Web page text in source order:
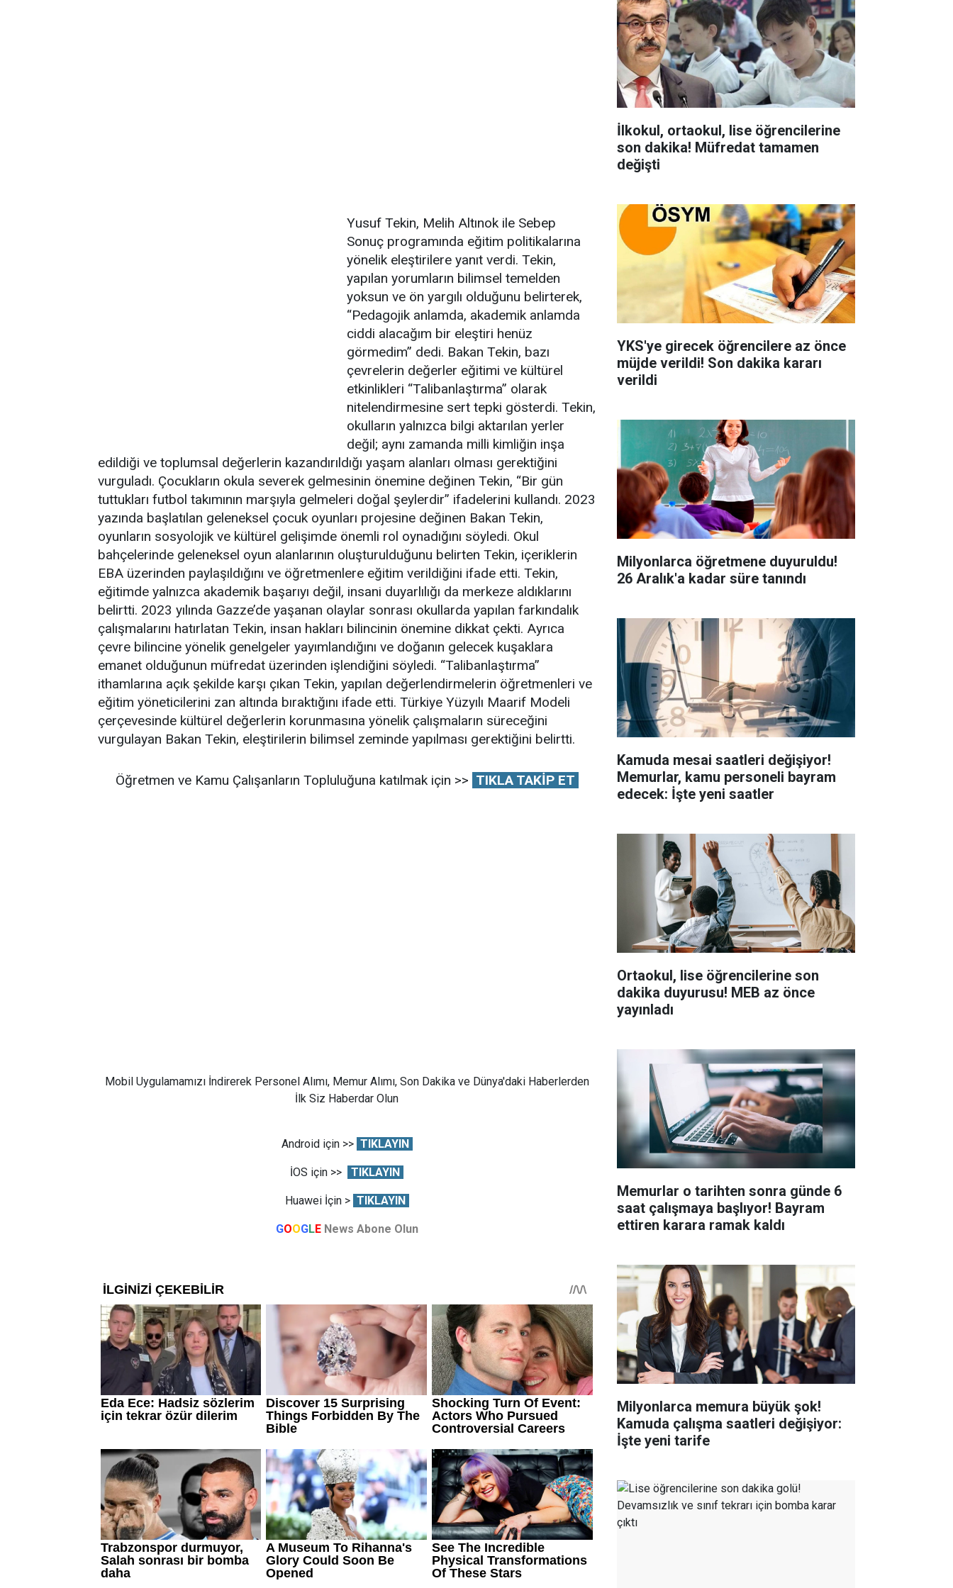
Yusuf Tekin, Melih Altınok ile Sebep
Sonuç programında eğitim politikalarına
yönelik eleştirilere yanıt verdi. Tekin,
yapılan yorumların bilimsel temelden
yoksun ve ön yargılı olduğunu belirterek,
“Pedagojik anlamda, akademik anlamda
ciddi alacağım bir eleştiri henüz
görmedim” dedi. Bakan Tekin, bazı
çevrelerin değerler eğitimi ve kültürel
etkinlikleri “Talibanlaştırma” olarak
nitelendirmesine sert tepki gösterdi. Tekin,
okulların yalnızca bilgi aktarılan yerler
değil; aynı zamanda milli kimliğin inşa
edildiği ve toplumsal değerlerin kazandırıldığı yaşam alanları olması gerektiğini
vurguladı. Çocukların okula severek gelmesinin önemine değinen Tekin, “Bir gün
tuttukları futbol takımının marşıyla gelmeleri doğal şeylerdir” ifadelerini kullandı. 2023
yazında başlatılan geleneksel çocuk oyunları projesine değinen Bakan Tekin,
oyunların sosyolojik ve kültürel gelişimde önemli rol oynadığını söyledi. Okul
bahçelerinde geleneksel oyun alanlarının oluşturulduğunu belirten Tekin, içeriklerin
EBA üzerinden paylaşıldığını ve öğretmenlere eğitim verildiğini ifade etti. Tekin,
eğitimde yalnızca akademik başarıyı değil, insani duyarlılığı da merkeze aldıklarını
belirtti. 2023 yılında Gazze’de yaşanan olaylar sonrası okullarda yapılan farkındalık
çalışmalarını hatırlatan Tekin, insan hakları bilincinin önemine dikkat çekti. Ayrıca
çevre bilincine yönelik genelgeler yayımlandığını ve doğanın gelecek kuşaklara
emanet olduğunun müfredat üzerinden işlendiğini söyledi. “Talibanlaştırma”
ithamlarına açık şekilde karşı çıkan Tekin, yapılan değerlendirmelerin öğretmenleri ve
eğitim yöneticilerini zan altında bıraktığını ifade etti. Türkiye Yüzyılı Maarif Modeli
çerçevesinde kültürel değerlerin korunmasına yönelik çalışmaların süreceğini
vurgulayan Bakan Tekin, eleştirilerin bilimsel zeminde yapılması gerektiğini belirtti.
Öğretmen ve Kamu Çalışanların Topluluğuna katılmak için >> TIKLA TAKİP ET
Mobil Uygulamamızı İndirerek Personel Alımı, Memur Alımı, Son Dakika ve Dünya'daki Haberlerden
İlk Siz Haberdar Olun
Android için >> TIKLAYIN
İOS için >> TIKLAYIN
Huawei İçin > TIKLAYIN
GOOGLE News Abone Olun
İlkokul, ortaokul, lise öğrencilerine
son dakika! Müfredat tamamen
değişti
YKS'ye girecek öğrencilere az önce
müjde verildi! Son dakika kararı
verildi
Milyonlarca öğretmene duyuruldu!
26 Aralık'a kadar süre tanındı
Kamuda mesai saatleri değişiyor!
Memurlar, kamu personeli bayram
edecek: İşte yeni saatler
Ortaokul, lise öğrencilerine son
dakika duyurusu! MEB az önce
yayınladı
Memurlar o tarihten sonra günde 6
saat çalışmaya başlıyor! Bayram
ettiren karara ramak kaldı
Milyonlarca memura büyük şok!
Kamuda çalışma saatleri değişiyor:
İşte yeni tarife